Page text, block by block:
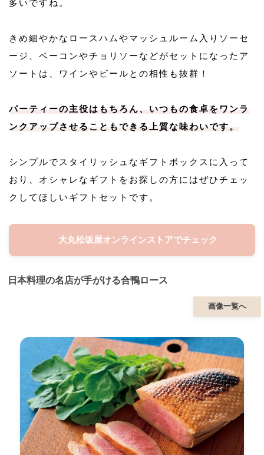
多いですね。
きめ細やかなロースハムやマッシュルーム入りソーセ
ージ、ベーコンやチョリソーなどがセットになったア
ソートは、ワインやビールとの相性も抜群！
パーティーの主役はもちろん、いつもの食卓をワンラ
ンクアップさせることもできる上質な味わいです。
シンプルでスタイリッシュなギフトボックスに入って
おり、オシャレなギフトをお探しの方にはぜひチェッ
クしてほしいギフトセットです。
大丸松坂屋オンラインストアでチェック
日本料理の名店が手がける合鴨ロース
画像一覧へ